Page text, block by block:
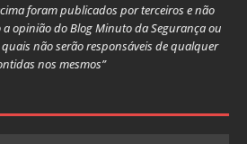
foram publicados por terceiros e não
opinião do Blog Minuto da Segurança ou
não serão responsáveis de qualquer
nos mesmos”